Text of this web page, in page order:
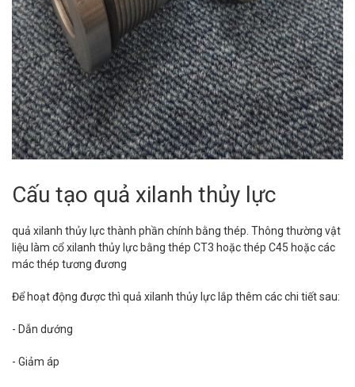
Cấu tạo quả xilanh thủy lực
quả xilanh thủy lực thành phần chính bằng thép. Thông thường vật
liệu làm cổ xilanh thủy lực bằng thép CT3 hoặc thép C45 hoặc các
mác thép tương đương
Để hoạt động được thì quả xilanh thủy lực lắp thêm các chi tiết sau:
- Dẫn dướng
- Giảm áp